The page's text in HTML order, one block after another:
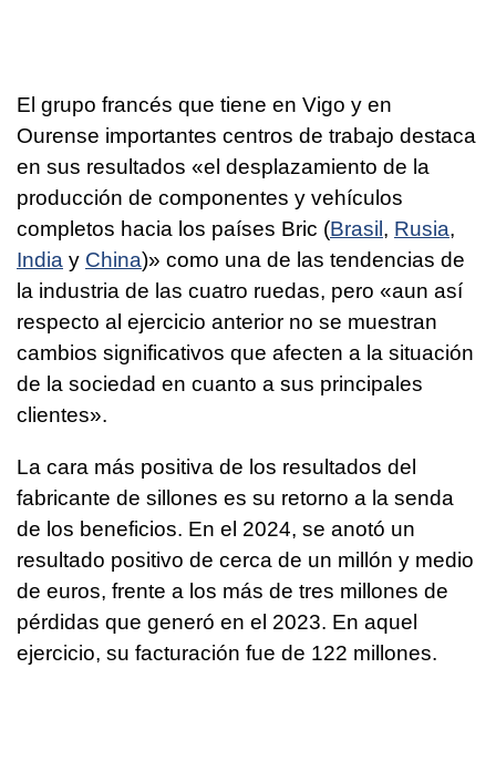
El grupo francés que tiene en Vigo y en
Ourense importantes centros de trabajo destaca
en sus resultados «el desplazamiento de la
producción de componentes y vehículos
completos hacia los países Bric (Brasil, Rusia,
India y China)» como una de las tendencias de
la industria de las cuatro ruedas, pero «aun así
respecto al ejercicio anterior no se muestran
cambios significativos que afecten a la situación
de la sociedad en cuanto a sus principales
clientes».
La cara más positiva de los resultados del
fabricante de sillones es su retorno a la senda
de los beneficios. En el 2024, se anotó un
resultado positivo de cerca de un millón y medio
de euros, frente a los más de tres millones de
pérdidas que generó en el 2023. En aquel
ejercicio, su facturación fue de 122 millones.